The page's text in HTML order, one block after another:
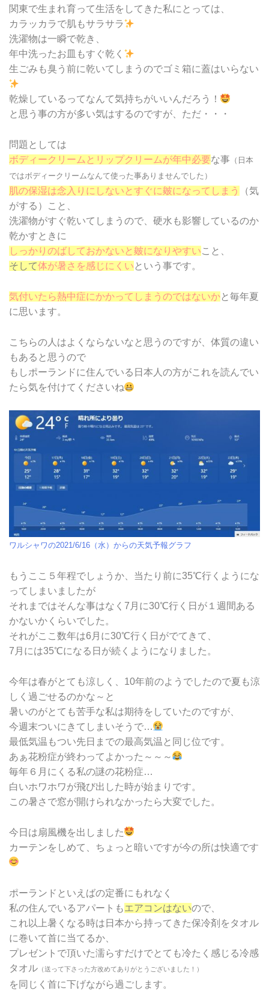
関東で生まれ育って生活をしてきた私にとっては、
カラッカラで肌もサラサラ
洗濯物は一瞬で乾き、
年中洗ったお皿もすぐ乾く
生ごみも臭う前に乾いてしまうのでゴミ箱に蓋はいらない
乾燥しているってなんて気持ちがいいんだろう！
と思う事の方が多い気はするのですが、ただ・・・
問題としては
ボディークリームとリップクリームが年中必要な事 （日本
ではボディークリームなんて使った事ありませんでした）
肌の保湿は念入りにしないとすぐに皴になってしまう
（気
がする）こと、
洗濯物がすぐ乾いてしまうので、硬水も影響しているのか
乾かすときに
しっかりのばしておかないと皴になりやすいこと、
そして体が暑さを感じにくい という事です。
気付いたら熱中症にかかってしまうのではないかと毎年夏
に思います。
こちらの人はよくならないなと思うのですが、体質の違い
もあると思うので
もしポーランドに住んでいる日本人の方がこれを読んでい
たら気を付けてくださいね
ワルシャワの2021/6/16（水）からの天気予報グラフ
もうここ５年程でしょうか、当たり前に35℃行くようにな
ってしまいましたが
それまではそんな事はなく7月に30℃行く日が１週間ある
かないかくらいでした。
それがここ数年は6月に30℃行く日がでてきて、
7月には35℃になる日が続くようになりました。
今年は春がとても涼しく、10年前のようでしたので夏も涼
しく過ごせるのかな～と
暑いのがとても苦手な私は期待をしていたのですが、
今週末ついにきてしまいそうで…
最低気温もつい先日までの最高気温と同じ位です。
あぁ花粉症が終わってよかった～～～
毎年６月にくる私の謎の花粉症…
白いホワホワが飛び出した時が始まりです。
この暑さで窓が開けられなかったら大変でした。
今日は扇風機を出しました
カーテンをしめて、ちょっと暗いですが今の所は快適です
ポーランドといえばの定番にもれなく
私の住んでいるアパートもエアコンはないので、
これ以上暑くなる時は日本から持ってきた保冷剤をタオル
に巻いて首に当てるか、
プレゼントで頂いた濡らすだけでとても冷たく感じる冷感
タオル （送って下さった方改めてありがとうございました！）
を同じく首に下げながら過ごします。